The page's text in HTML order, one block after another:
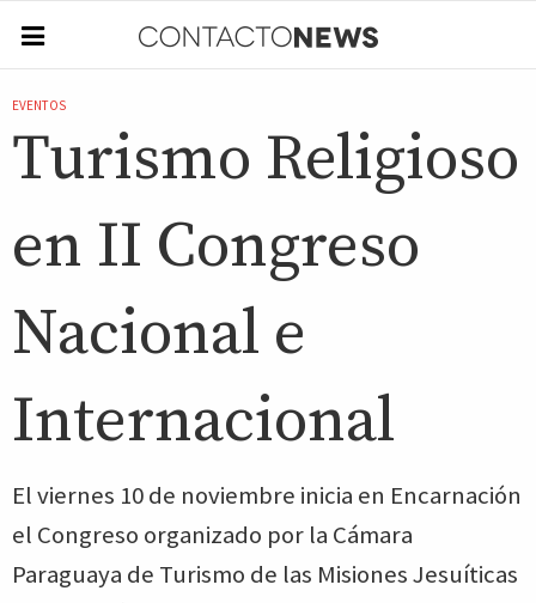
EVENTOS
Turismo Religioso
en II Congreso
Nacional e
Internacional
El viernes 10 de noviembre inicia en Encarnación
el Congreso organizado por la Cámara
Paraguaya de Turismo de las Misiones Jesuíticas